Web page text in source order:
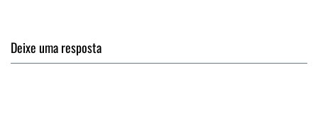
Deixe uma resposta